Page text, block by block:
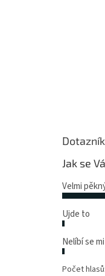
Dotazník
Jak se
Velmi
Ujde to
Nelíbí se mi
Počet hlasů: